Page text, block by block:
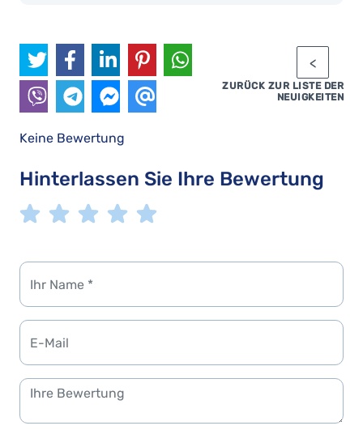
ZURÜCK ZUR LISTE DER
NEUIGKEITEN
Keine Bewertung
Hinterlassen Sie Ihre Bewertung